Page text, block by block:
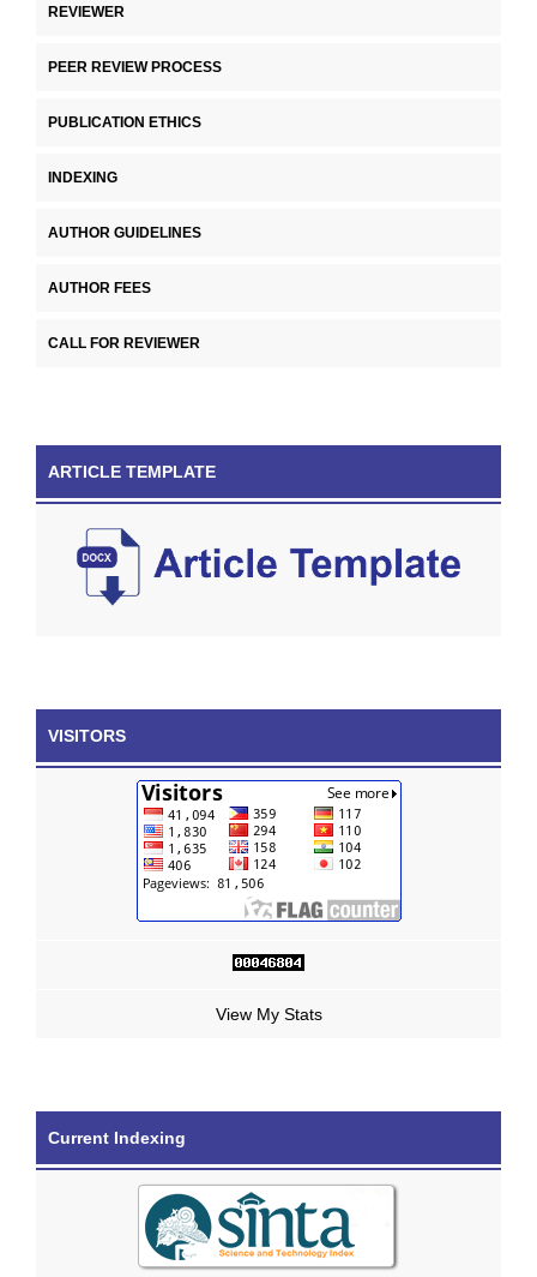
REVIEWER
PEER REVIEW PROCESS
PUBLICATION ETHICS
INDEXING
AUTHOR GUIDELINES
AUTHOR FEES
CALL FOR REVIEWER
ARTICLE TEMPLATE
VISITORS
View My Stats
Current Indexing